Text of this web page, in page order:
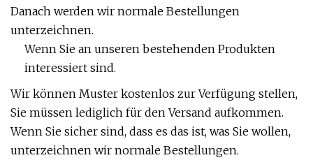
Danach werden wir normale Bestellungen
unterzeichnen.
Wenn Sie an unseren bestehenden Produkten
interessiert sind.
Wir können Muster kostenlos zur Verfügung stellen,
Sie müssen lediglich für den Versand aufkommen.
Wenn Sie sicher sind, dass es das ist, was Sie wollen,
unterzeichnen wir normale Bestellungen.